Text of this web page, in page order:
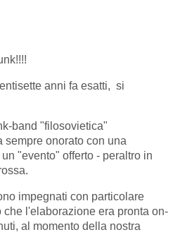
anni fa esatti, si
band "filosovietica"
sempre onorato con una
"evento" offerto - peraltro in
impegnati con particolare
l'elaborazione era pronta on-
al momento della nostra